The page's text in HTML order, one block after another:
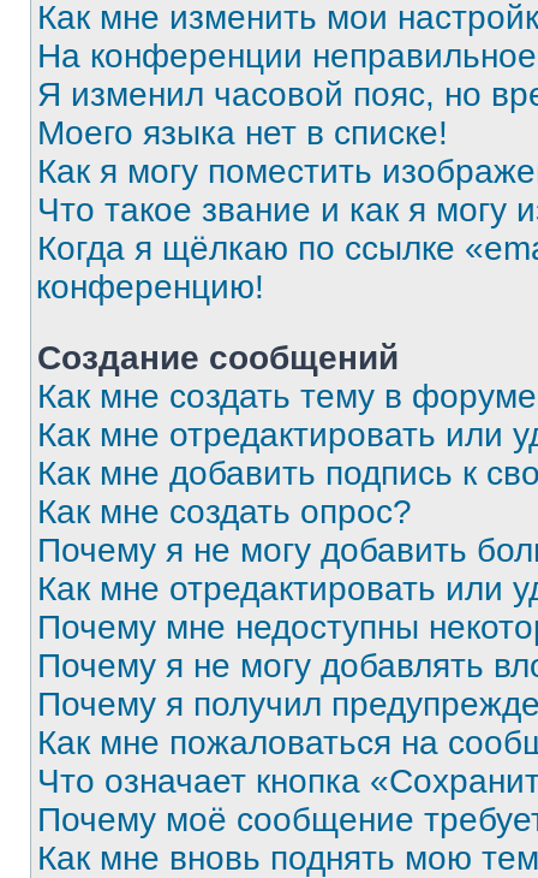
Как мне изменить мои
На конференции
Я изменил часовой пояс, но
Моего языка нет в списке!
Как я могу поместить
Что такое звание и как я могу
Когда я щёлкаю по ссылке
конференцию!
Создание сообщений
Как мне создать тему в
Как мне отредактировать или
Как мне добавить подпись к
Как мне создать опрос?
Почему я не могу добавить
Как мне отредактировать или
Почему мне недоступны
Почему я не могу добавлять
Почему я получил
Как мне пожаловаться на
Что означает кнопка
Почему моё сообщение
Как мне вновь поднять мою